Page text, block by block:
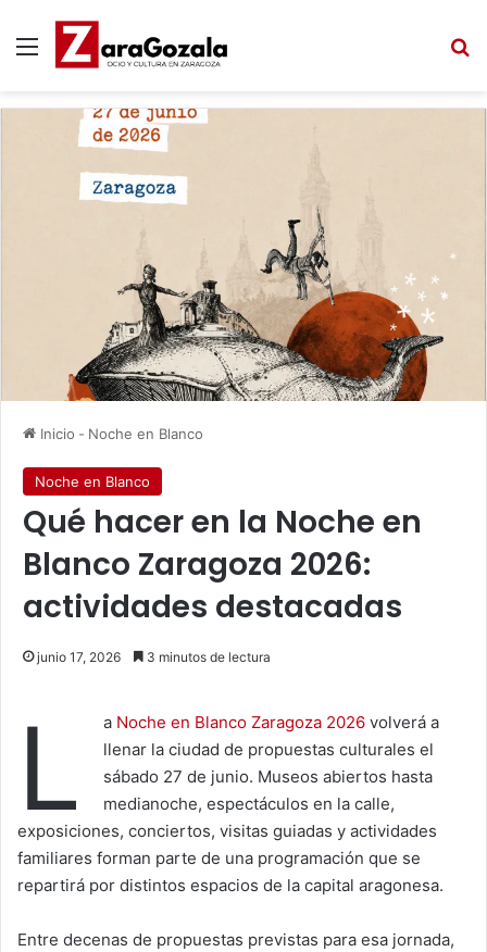
Menú
Inicio - Noche en Blanco
Noche en Blanco
Qué hacer en la Noche en
Blanco Zaragoza 2026:
actividades destacadas
junio 17, 2026 3 minutos de lectura
L a Noche en Blanco Zaragoza 2026 volverá a
llenar la ciudad de propuestas culturales el
sábado 27 de junio. Museos abiertos hasta
medianoche, espectáculos en la calle,
exposiciones, conciertos, visitas guiadas y actividades
familiares forman parte de una programación que se
repartirá por distintos espacios de la capital aragonesa.
Entre decenas de propuestas previstas para esa jornada,